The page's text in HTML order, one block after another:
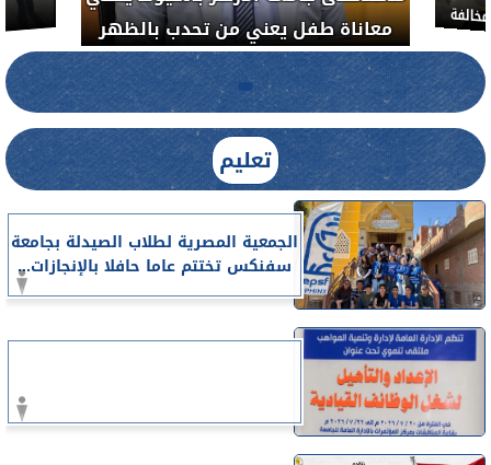
لضبط المنشآت الطبية المخالفة.....
تعليم
الجمعية المصرية لطلاب الصيدلة بجامعة
سفنكس تختتم عاما حافلا بالإنجازات...